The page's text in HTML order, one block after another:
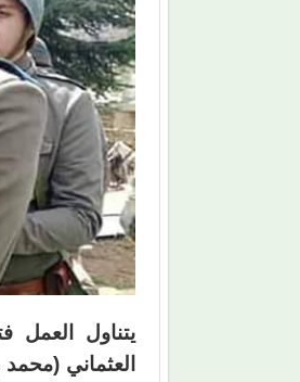
يتناول العمل